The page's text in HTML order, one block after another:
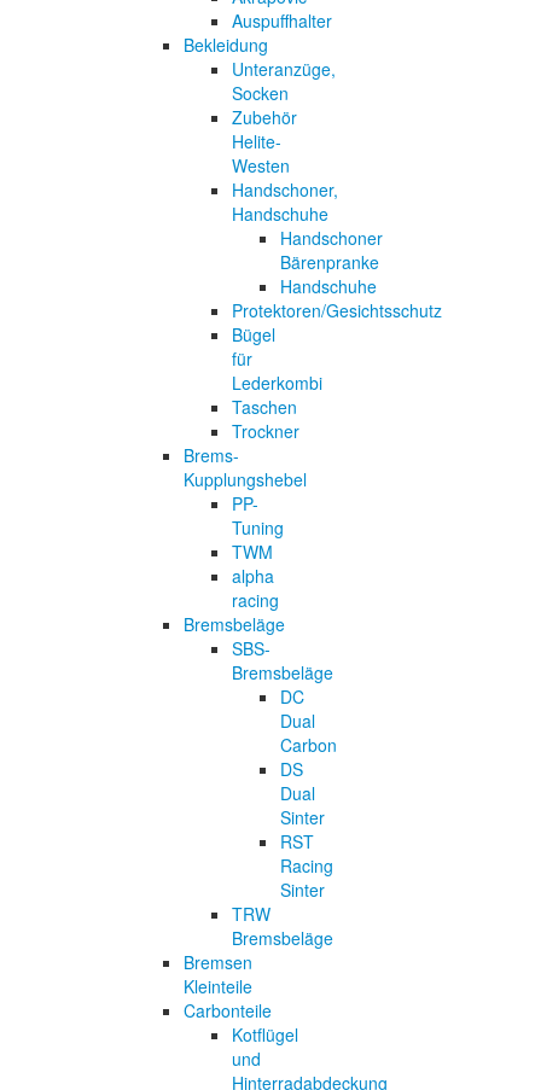
Auspuffhalter
Bekleidung
Unteranzüge,
Socken
Zubehör
Helite-
Westen
Handschoner,
Handschuhe
Handschoner
Bärenpranke
Handschuhe
Protektoren/Gesichtsschutz
Bügel
für
Lederkombi
Taschen
Trockner
Brems-
Kupplungshebel
PP-
Tuning
TWM
alpha
racing
Bremsbeläge
SBS-
Bremsbeläge
DC
Dual
Carbon
DS
Dual
Sinter
RST
Racing
Sinter
TRW
Bremsbeläge
Bremsen
Kleinteile
Carbonteile
Kotflügel
und
Hinterradabdeckung